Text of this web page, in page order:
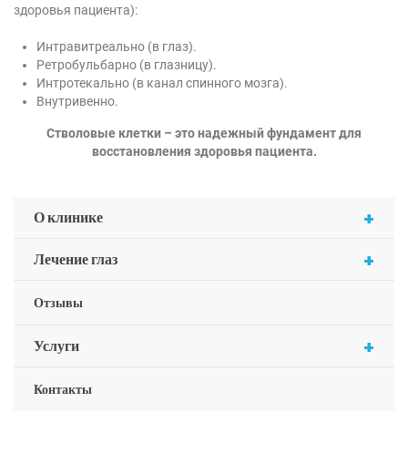
+
О клинике
+
Лечение глаз
Отзывы
+
Услуги
Контакты
здоровья пациента):
Интравитреально (в глаз).
Ретробульбарно (в глазницу).
Интротекально (в канал спинного мозга).
Внутривенно.
Стволовые клетки – это надежный фундамент для
восстановления здоровья пациента.